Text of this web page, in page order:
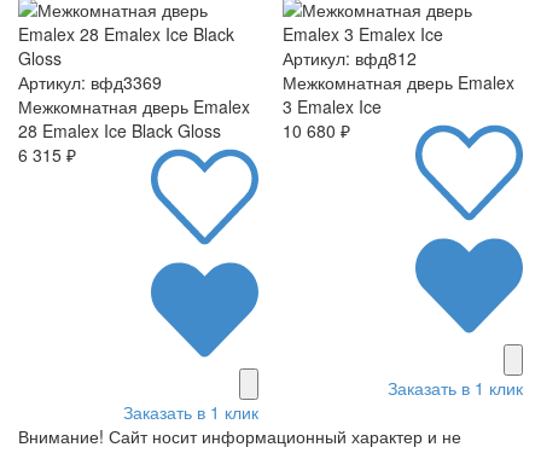
Артикул: вфд3369
Межкомнатная дверь Emalex
28 Emalex Ice Black Gloss
6 315 ₽
Заказать в 1 клик
Артикул: вфд812
Межкомнатная дверь Emalex
3 Emalex Ice
10 680 ₽
Заказать в 1 клик
Внимание! Сайт носит информационный характер и не